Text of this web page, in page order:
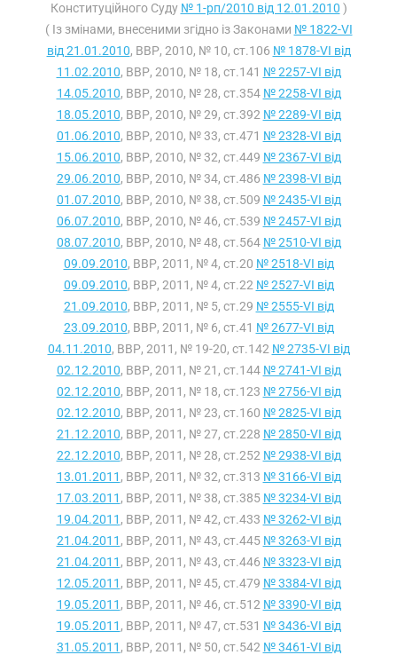
Конституційного Суду № 1-рп/2010 від 12.01.2010 )
( Із змінами, внесеними згідно із Законами № 1822-VI
від 21.01.2010, ВВР, 2010, № 10, ст.106 № 1878-VI від
11.02.2010, ВВР, 2010, № 18, ст.141 № 2257-VI від
14.05.2010, ВВР, 2010, № 28, ст.354 № 2258-VI від
18.05.2010, ВВР, 2010, № 29, ст.392 № 2289-VI від
01.06.2010, ВВР, 2010, № 33, ст.471 № 2328-VI від
15.06.2010, ВВР, 2010, № 32, ст.449 № 2367-VI від
29.06.2010, ВВР, 2010, № 34, ст.486 № 2398-VI від
01.07.2010, ВВР, 2010, № 38, ст.509 № 2435-VI від
06.07.2010, ВВР, 2010, № 46, ст.539 № 2457-VI від
08.07.2010, ВВР, 2010, № 48, ст.564 № 2510-VI від
09.09.2010, ВВР, 2011, № 4, ст.20 № 2518-VI від
09.09.2010, ВВР, 2011, № 4, ст.22 № 2527-VI від
21.09.2010, ВВР, 2011, № 5, ст.29 № 2555-VI від
23.09.2010, ВВР, 2011, № 6, ст.41 № 2677-VI від
04.11.2010, ВВР, 2011, № 19-20, ст.142 № 2735-VI від
02.12.2010, ВВР, 2011, № 21, ст.144 № 2741-VI від
02.12.2010, ВВР, 2011, № 18, ст.123 № 2756-VI від
02.12.2010, ВВР, 2011, № 23, ст.160 № 2825-VI від
21.12.2010, ВВР, 2011, № 27, ст.228 № 2850-VI від
22.12.2010, ВВР, 2011, № 28, ст.252 № 2938-VI від
13.01.2011 , ВВР, 2011, № 32, ст.313 № 3166-VI від
17.03.2011 , ВВР, 2011, № 38, ст.385 № 3234-VI від
19.04.2011 , ВВР, 2011, № 42, ст.433 № 3262-VI від
21.04.2011 , ВВР, 2011, № 43, ст.445 № 3263-VI від
21.04.2011 , ВВР, 2011, № 43, ст.446 № 3323-VI від
12.05.2011 , ВВР, 2011, № 45, ст.479 № 3384-VI від
19.05.2011 , ВВР, 2011, № 46, ст.512 № 3390-VI від
19.05.2011 , ВВР, 2011, № 47, ст.531 № 3436-VI від
31.05.2011 , ВВР, 2011, № 50, ст.542 № 3461-VI від